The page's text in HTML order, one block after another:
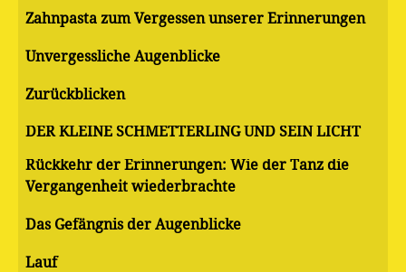
Zahnpasta zum Vergessen unserer Erinnerungen
Unvergessliche Augenblicke
Zurückblicken
DER KLEINE SCHMETTERLING UND SEIN LICHT
Rückkehr der Erinnerungen: Wie der Tanz die
Vergangenheit wiederbrachte
Das Gefängnis der Augenblicke
Lauf